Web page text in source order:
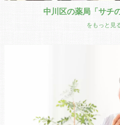
中川区の薬局「サチ
をもっと見